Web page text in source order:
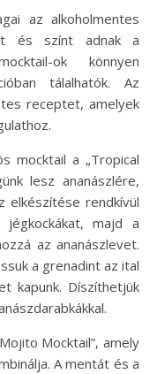
az alkoholmentes
és színt adnak a
ok könnyen
tálalhatók. Az
receptet, amelyek
mocktail a „Tropical
lesz ananászlére,
elkészítése rendkívül
majd a
az ananászlevet.
a grenadint az ital
kapunk. Díszíthetjük
Mocktail”, amely
A mentát és a